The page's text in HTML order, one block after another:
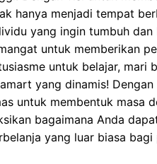
hanya menjadi tempat
yang ingin tumbuh
untuk memberikan
untuk belajar, mari
yang dinamis!
untuk membentuk masa
bagaimana Anda
yang luar biasa bagi